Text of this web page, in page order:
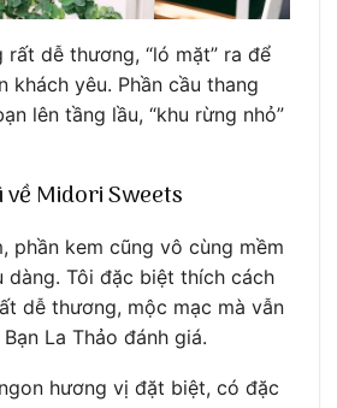
rất dễ thương, “ló mặt” ra để
khách yêu. Phần cầu thang
lên tầng lầu, “khu rừng nhỏ”
về Midori Sweets
phần kem cũng vô cùng mềm
dàng. Tôi đặc biệt thích cách
dễ thương, mộc mạc mà vẫn
La Thảo đánh giá.
hương vị đặt biệt, có đặc